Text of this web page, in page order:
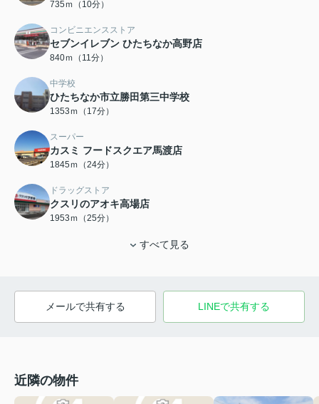
735ｍ（10分）
コンビニエンスストア
セブンイレブン ひたちなか高野店
840ｍ（11分）
中学校
ひたちなか市立勝田第三中学校
1353ｍ（17分）
スーパー
カスミ フードスクエア馬渡店
1845ｍ（24分）
ドラッグストア
クスリのアオキ高場店
1953ｍ（25分）
すべて見る
メールで共有する LINEで共有する
近隣の物件